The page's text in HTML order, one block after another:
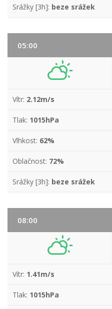
Srážky [3h]: beze srážek
05:00
Vítr: 2.12m/s
Tlak: 1015hPa
Vlhkost: 62%
Oblačnost: 72%
Srážky [3h]: beze srážek
08:00
Vítr: 1.41m/s
Tlak: 1015hPa